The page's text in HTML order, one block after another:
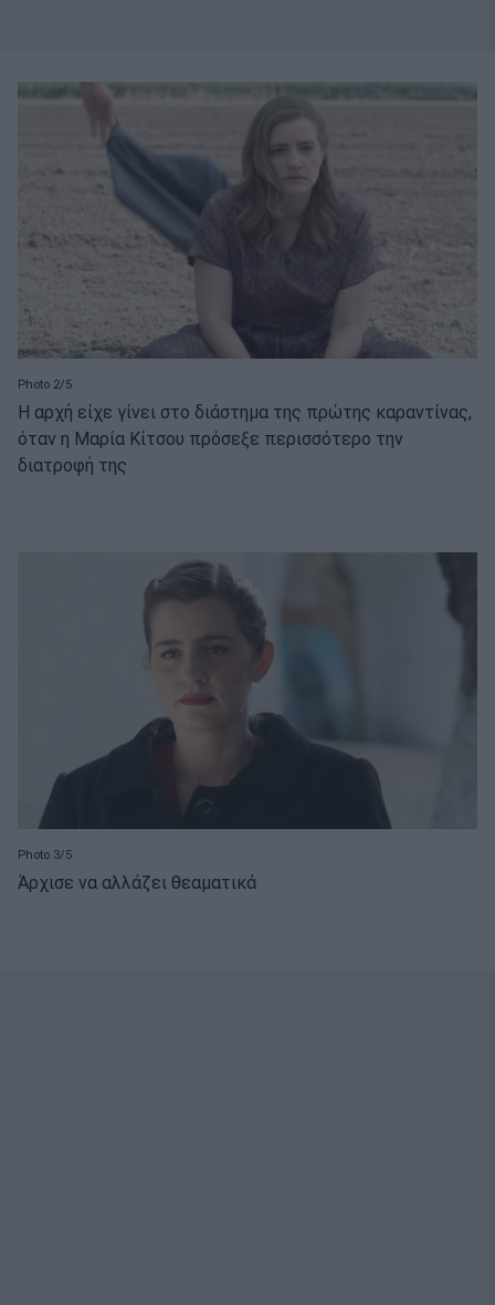
Photo 2/5
Η αρχή είχε γίνει στο διάστημα της πρώτης καραντίνας,
όταν η Μαρία Κίτσου πρόσεξε περισσότερο την
διατροφή της
Photo 3/5
Άρχισε να αλλάζει θεαματικά